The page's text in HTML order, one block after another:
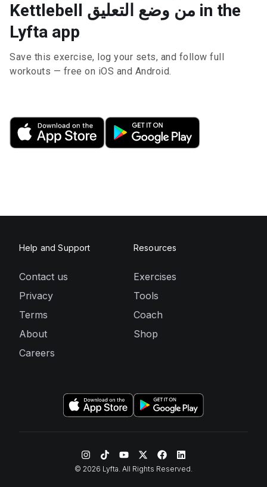
Kettlebell من وضع التعليق in the
Lyfta app
Save this exercise, log your sets, and follow full
workouts — free on iOS and Android.
Help and Support
Contact us
Privacy
Terms
About
Careers
Resources
Exercises
Tools
Coach
Shop
© 2026 Lyfta. All Rights Reserved.